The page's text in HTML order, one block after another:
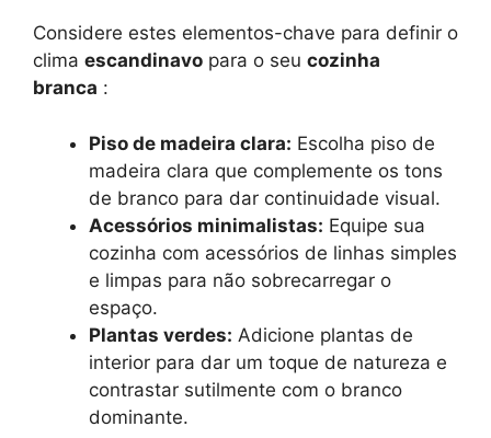
Considere estes elementos-chave para definir o
clima escandinavo para o seu cozinha
branca :
Piso de madeira clara: Escolha piso de
madeira clara que complemente os tons
de branco para dar continuidade visual.
Acessórios minimalistas: Equipe sua
cozinha com acessórios de linhas simples
e limpas para não sobrecarregar o
espaço.
Plantas verdes: Adicione plantas de
interior para dar um toque de natureza e
contrastar sutilmente com o branco
dominante.